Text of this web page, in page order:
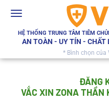
Toggle
HỆ THỐNG TRUNG TÂM TIÊM
AN TOÀN - UY TÍN - CHẤT
* Bình chọn của
ĐĂNG
VẮC XIN ZONA THẦN